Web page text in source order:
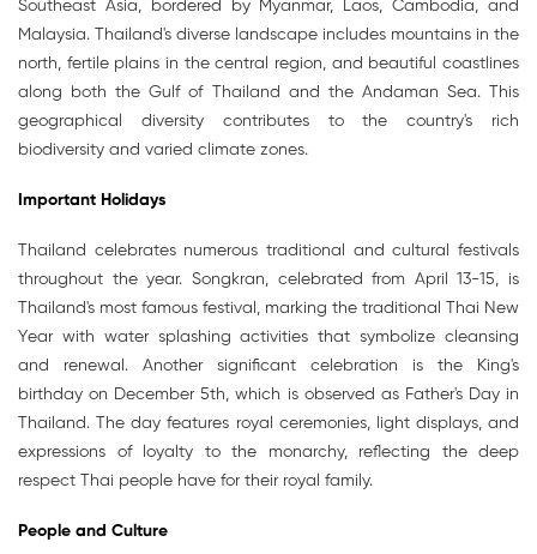
Southeast Asia, bordered by Myanmar, Laos, Cambodia, and
Malaysia. Thailand's diverse landscape includes mountains in the
north, fertile plains in the central region, and beautiful coastlines
along both the Gulf of Thailand and the Andaman Sea. This
geographical diversity contributes to the country's rich
biodiversity and varied climate zones.
Important Holidays
Thailand celebrates numerous traditional and cultural festivals
throughout the year. Songkran, celebrated from April 13-15, is
Thailand's most famous festival, marking the traditional Thai New
Year with water splashing activities that symbolize cleansing
and renewal. Another significant celebration is the King's
birthday on December 5th, which is observed as Father's Day in
Thailand. The day features royal ceremonies, light displays, and
expressions of loyalty to the monarchy, reflecting the deep
respect Thai people have for their royal family.
People and Culture